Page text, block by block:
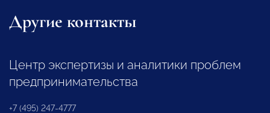
Другие контакты
Центр экспертизы и аналитики проблем
предпринимательства
+7 (495) 247-4777